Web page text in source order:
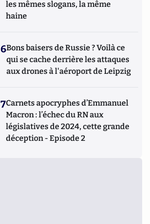
les mêmes slogans, la même
haine
6Bons baisers de Russie ? Voilà ce
qui se cache derrière les attaques
aux drones à l'aéroport de Leipzig
7Carnets apocryphes d’Emmanuel
Macron : l’échec du RN aux
législatives de 2024, cette grande
déception - Episode 2